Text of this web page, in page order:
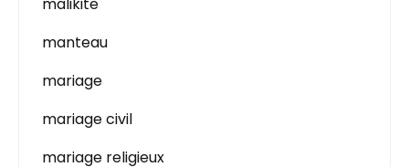
manteau
mariage
mariage civil
mariage religieux